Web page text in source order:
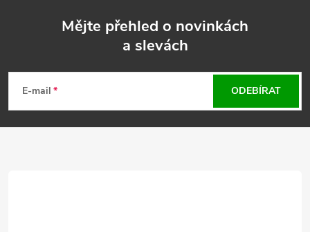
p
Mějte přehled o novinkách
a slevách
E-mail ODEBÍRAT